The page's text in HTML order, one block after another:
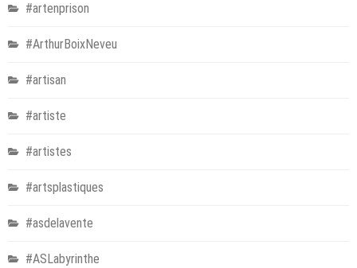
#artenprison
#ArthurBoixNeveu
#artisan
#artiste
#artistes
#artsplastiques
#asdelavente
#ASLabyrinthe